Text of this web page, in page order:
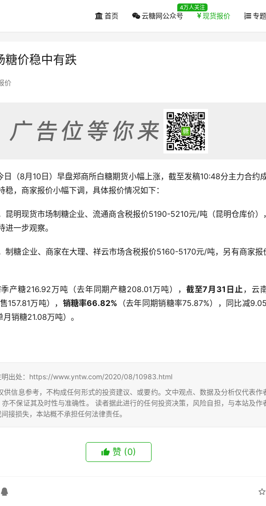
首页 云糖网公众号
4万人关注
现货报价 专题
糖价稳中有跌
价
日（8月10日）早盘郑商所白糖期货小幅上涨，截至发稿10:48分主力合约
，商家报价小幅下调，具体报价情况如下：
昆明现货市场制糖企业、流通商含税报价5190-5210元/吨（昆明仓库价）
一步观察。
制糖企业、商家在大理、祥云市场含税报价5160-5170元/吨，另有商家报
产糖216.92万吨（去年同期产糖208.01万吨）， 截至7月31日止，云
157.81万吨）， 销糖率66.82% （去年同期销糖率75.87%），同比减
销糖21.08万吨）。
明出处：https://www.yntw.com/2020/08/10983.html
供信息参考，不构成任何形式的投资建议、或要约。文中观点、数据及分析仅代表作
不保证其及时性与准确性。 读者据此进行的任何投资决策，风险自担，与本站及作
接损失，本站概不承担任何法律责任。
赞 (0)